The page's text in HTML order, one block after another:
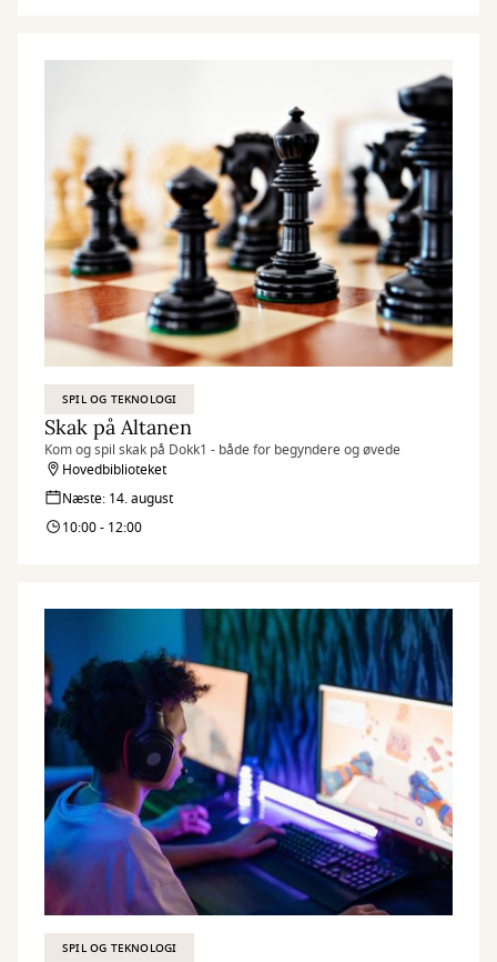
SPIL OG TEKNOLOGI
Skak på Altanen
Kom og spil skak på Dokk1 - både for begyndere og øvede
Hovedbiblioteket
Næste: 14. august
10:00 - 12:00
SPIL OG TEKNOLOGI